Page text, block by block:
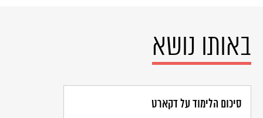
המודרניים, נמצא בהגותו הפילוסופית של הרמב"ם. בספרו 'מורה
נבוכים' מצמצם הרמב"ם את מעורבותו של האל בטבע ובחייו של האדם.
לפי הרמב"ם, האל הוא אמנם סיבת הכל אך "עולם כמנהגו הולך" (מורה
להבנת האדם. מקורות מעין אלו היו לדברי ביאל "כמו גֶנים שנזקקו
הם לא היו הגורמים שהניעו את החילוניות היהודית, אך כאשר הצמיחו
אותה כוחות המודרנה, סיפקו לה רעיונות אלה את המנטליות הדרושה
באותו נושא
סיכום הלימוד על דקארט